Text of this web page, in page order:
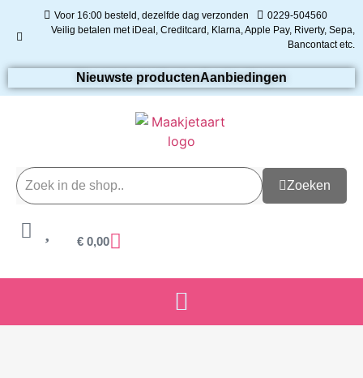
Voor 16:00 besteld, dezelfde dag verzonden
0229-504560
Veilig betalen met iDeal, Creditcard, Klarna, Apple Pay, Riverty, Sepa,
Bancontact etc.
Nieuwste productenAanbiedingen
Zoeken
€ 0,00